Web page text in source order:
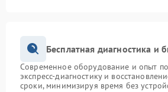
Бесплатная диагностика и
Современное оборудование и опыт
экспресс-диагностику и
сроки, минимизируя время без